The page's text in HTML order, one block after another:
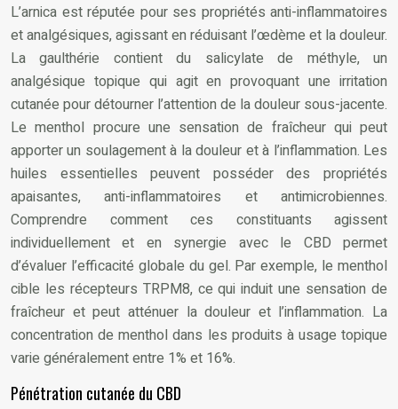
L’arnica est réputée pour ses propriétés anti-inflammatoires
et analgésiques, agissant en réduisant l’œdème et la douleur.
La gaulthérie contient du salicylate de méthyle, un
analgésique topique qui agit en provoquant une irritation
cutanée pour détourner l’attention de la douleur sous-jacente.
Le menthol procure une sensation de fraîcheur qui peut
apporter un soulagement à la douleur et à l’inflammation. Les
huiles essentielles peuvent posséder des propriétés
apaisantes, anti-inflammatoires et antimicrobiennes.
Comprendre comment ces constituants agissent
individuellement et en synergie avec le CBD permet
d’évaluer l’efficacité globale du gel. Par exemple, le menthol
cible les récepteurs TRPM8, ce qui induit une sensation de
fraîcheur et peut atténuer la douleur et l’inflammation. La
concentration de menthol dans les produits à usage topique
varie généralement entre 1% et 16%.
Pénétration cutanée du CBD